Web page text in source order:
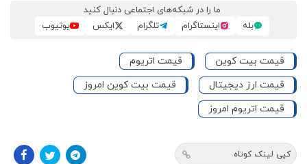
ما را در شبکه‌های اجتماعی دنبال کنید
بله
اینستاگرام تلگرام ایکس یوتیوب
قیمت بیت کوین
قیمت اتریوم
قیمت ارز دیجیتال
قیمت بیت کوین امروز
قیمت اتریوم امروز
کپی لینک کوتاه